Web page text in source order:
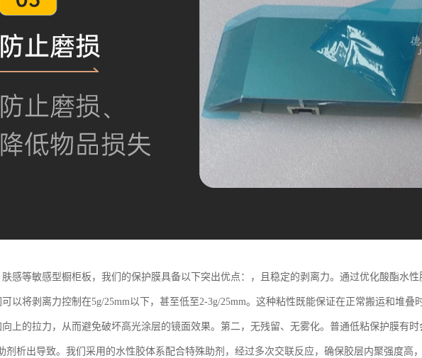
感等敏感型橱柜板，我们的保护膜具备以下突出优点：，且稳定的剥离力。通过优化酸酯水
以将剥离力控制在5g/25mm以下，甚至低至2-3g/25mm。这种粘性既能保证在正常搬运和堆叠
向上的拉力，从而避免破坏高光涂层的镜面效果。第二，无残留、无雾化。普通低粘保护膜有时
剂析出导致。我们采用的水性胶体系配合特殊助剂，经过多次交联反应，确保胶层内聚强度高